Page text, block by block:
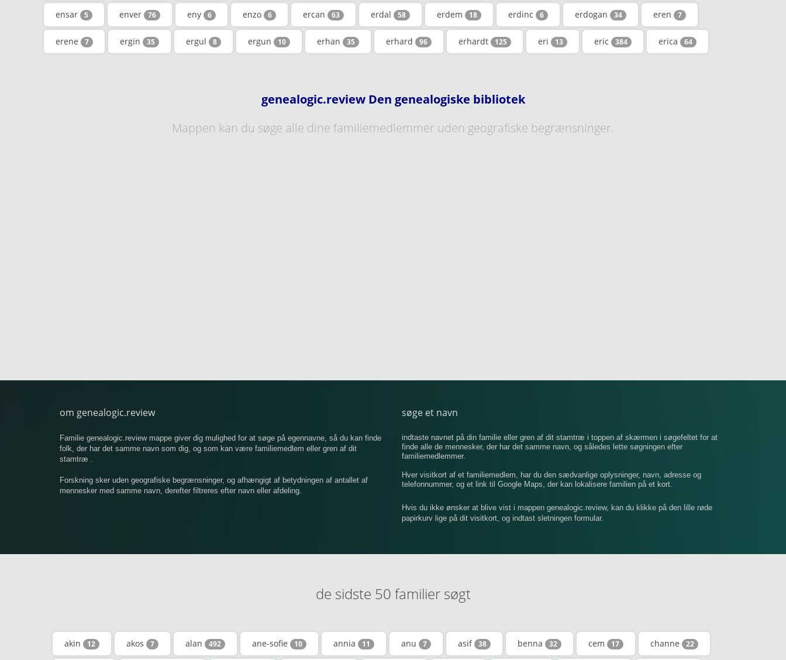
ensar 5 enver 76 eny 6 enzo 6 ercan 63 erdal 58 erdem 18 erdinc 6 erdogan 34 eren 7
erene 7 ergin 35 ergul 8 ergun 10 erhan 35 erhard 96 erhardt 125 eri 13 eric 384 erica 64
genealogic.review Den genealogiske bibliotek
Mappen kan du søge alle dine familiemedlemmer uden geografiske begrænsninger.
om genealogic.review
Familie genealogic.review mappe giver dig mulighed for at søge på egennavne, så du kan finde
folk, der har det samme navn som dig, og som kan være familiemedlem eller gren af ​​dit
stamtræ .
Forskning sker uden geografiske begrænsninger, og afhængigt af betydningen af ​​antallet af
mennesker med samme navn, derefter filtreres efter navn eller afdeling.
søge et navn
indtaste navnet på din familie eller gren af ​​dit stamtræ i toppen af ​​skærmen i søgefeltet for at
finde alle de mennesker, der har det samme navn, og således lette søgningen efter
familiemedlemmer.
Hver visitkort af et familiemedlem, har du den sædvanlige oplysninger, navn, adresse og
telefonnummer, og et link til Google Maps, der kan lokalisere familien på et kort.
Hvis du ikke ønsker at blive vist i mappen genealogic.review, kan du klikke på den lille røde
papirkurv lige på dit visitkort, og indtast sletningen formular.
de sidste 50 familier søgt
akin 12 akos 7 alan 492 ane-sofie 10 annia 11 anu 7 asif 38 benna 32 cem 17 channe 22